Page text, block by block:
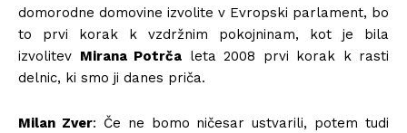
domorodne domovine izvolite v Evropski parlament, bo
to prvi korak k vzdržnim pokojninam, kot je bila
izvolitev Mirana Potrča leta 2008 prvi korak k rasti
delnic, ki smo ji danes priča.
Milan Zver: Če ne bomo ničesar ustvarili, potem tudi